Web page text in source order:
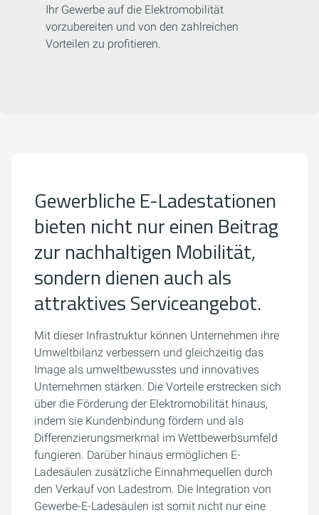
Ihr Gewerbe auf die Elektromobilität
vorzubereiten und von den zahlreichen
Vorteilen zu profitieren.
Gewerbliche E-Ladestationen
bieten nicht nur einen Beitrag
zur nachhaltigen Mobilität,
sondern dienen auch als
attraktives Serviceangebot.
Mit dieser Infrastruktur können Unternehmen ihre
Umweltbilanz verbessern und gleichzeitig das
Image als umweltbewusstes und innovatives
Unternehmen stärken. Die Vorteile erstrecken sich
über die Förderung der Elektromobilität hinaus,
indem sie Kundenbindung fördern und als
Differenzierungsmerkmal im Wettbewerbsumfeld
fungieren. Darüber hinaus ermöglichen E-
Ladesäulen zusätzliche Einnahmequellen durch
den Verkauf von Ladestrom. Die Integration von
Gewerbe-E-Ladesäulen ist somit nicht nur eine